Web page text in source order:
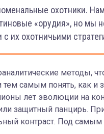
охотники.
«орудия», но мы
с их охотничьими
методы,
самым понять, как и
лет эволюции на
защитный панцирь. При
контраст. Под